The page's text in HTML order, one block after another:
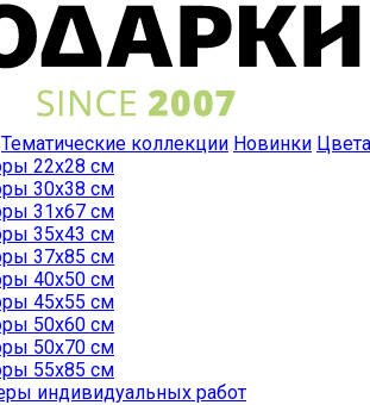
Тематические коллекции Новинки Цвета
22x28 см
30x38 см
31x67 см
35x43 см
37x85 см
40x50 см
45x55 см
50x60 см
50x70 см
55x85 см
индивидуальных работ